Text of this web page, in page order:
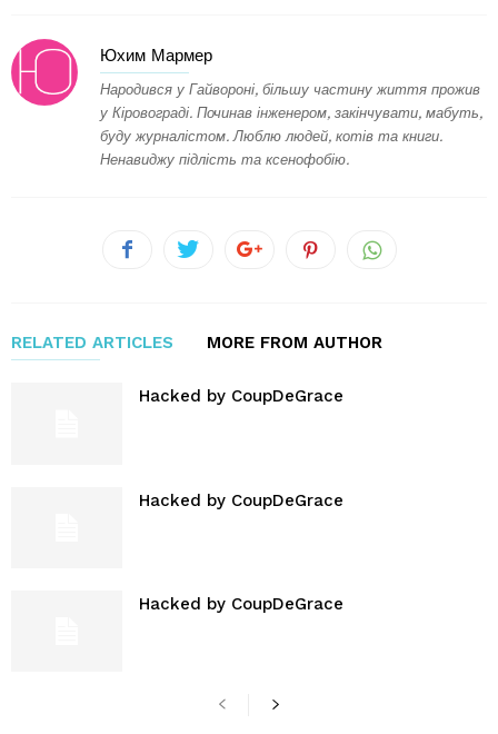
Юхим Мармер
Народився у Гайвороні, більшу частину життя прожив
у Кіровограді. Починав інженером, закінчувати, мабуть,
буду журналістом. Люблю людей, котів та книги.
Ненавиджу підлість та ксенофобію.
RELATED ARTICLES MORE FROM AUTHOR
Hacked by CoupDeGrace
Hacked by CoupDeGrace
Hacked by CoupDeGrace